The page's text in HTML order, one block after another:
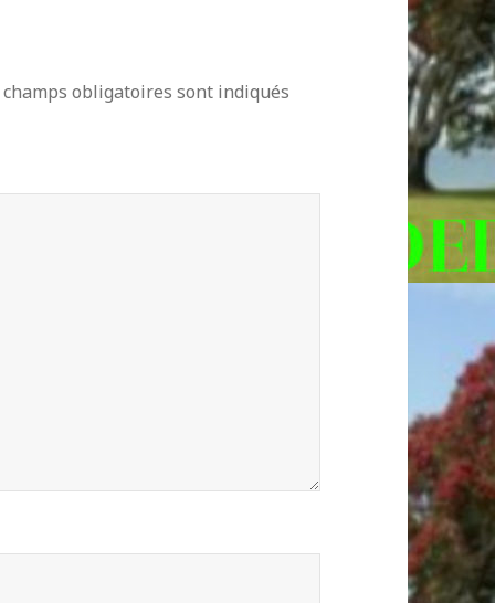
champs obligatoires sont indiqués